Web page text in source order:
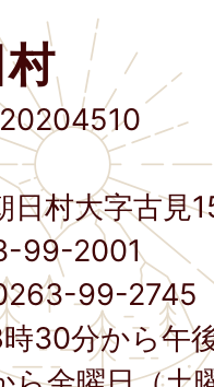
日村大字古見
99-2001
99-2745
30分から午